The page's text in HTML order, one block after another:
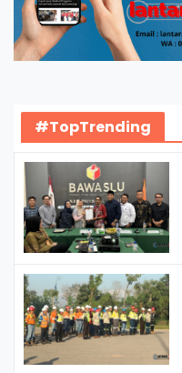
#TopTrending